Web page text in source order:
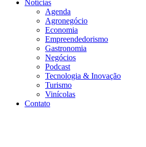
Notícias
Agenda
Agronegócio
Economia
Empreendedorismo
Gastronomia
Negócios
Podcast
Tecnologia & Inovação
Turismo
Vinícolas
Contato